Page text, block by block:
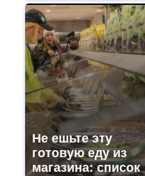
Не ешьте эту
готовую еду из
магазина: список